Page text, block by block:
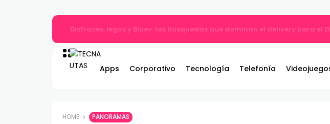
Gildemeister renueva compromiso con Bomberos y entrega 19
Apps Corporativo Tecnología Telefonía
HOME PANORAMAS